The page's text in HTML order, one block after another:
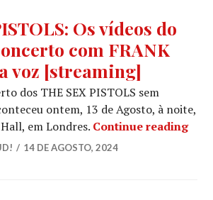
Os vídeos do
com FRANK
voz [streaming]
dos THE SEX PISTOLS sem
ontem, 13 de Agosto, à noite,
em Londres. Continue reading
14 DE AGOSTO, 2024